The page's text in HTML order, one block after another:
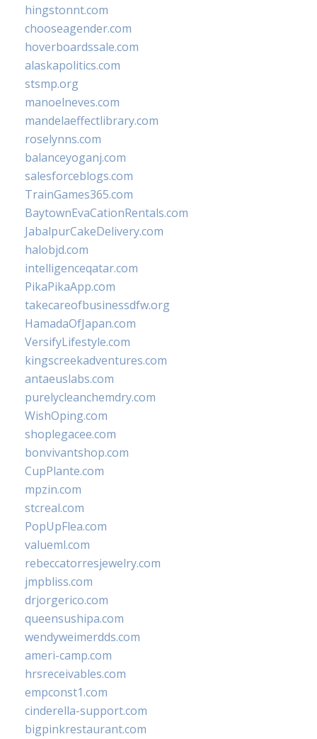
hingstonnt.com
chooseagender.com
hoverboardssale.com
alaskapolitics.com
stsmp.org
manoelneves.com
mandelaeffectlibrary.com
roselynns.com
balanceyoganj.com
salesforceblogs.com
TrainGames365.com
BaytownEvaCationRentals.com
JabalpurCakeDelivery.com
halobjd.com
intelligenceqatar.com
PikaPikaApp.com
takecareofbusinessdfw.org
HamadaOfJapan.com
VersifyLifestyle.com
kingscreekadventures.com
antaeuslabs.com
purelycleanchemdry.com
WishOping.com
shoplegacee.com
bonvivantshop.com
CupPlante.com
mpzin.com
stcreal.com
PopUpFlea.com
valueml.com
rebeccatorresjewelry.com
jmpbliss.com
drjorgerico.com
queensushipa.com
wendyweimerdds.com
ameri-camp.com
hrsreceivables.com
empconst1.com
cinderella-support.com
bigpinkrestaurant.com